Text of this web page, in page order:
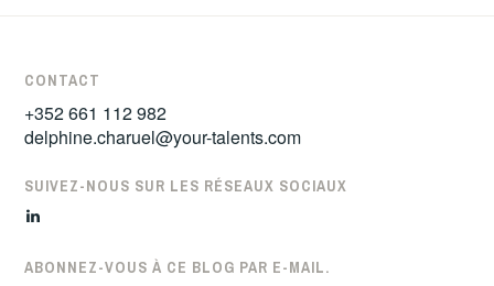
CONTACT
+352 661 112 982
delphine.charuel@your-talents.com
SUIVEZ-NOUS SUR LES RÉSEAUX SOCIAUX
ABONNEZ-VOUS À CE BLOG PAR E-MAIL.